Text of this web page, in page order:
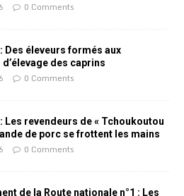
0 Comments
Des éleveurs formés aux
des caprins
0 Comments
: Les revendeurs de « Tchoukoutou
de porc se frottent les mains
0 Comments
de la Route nationale n°1 : Les